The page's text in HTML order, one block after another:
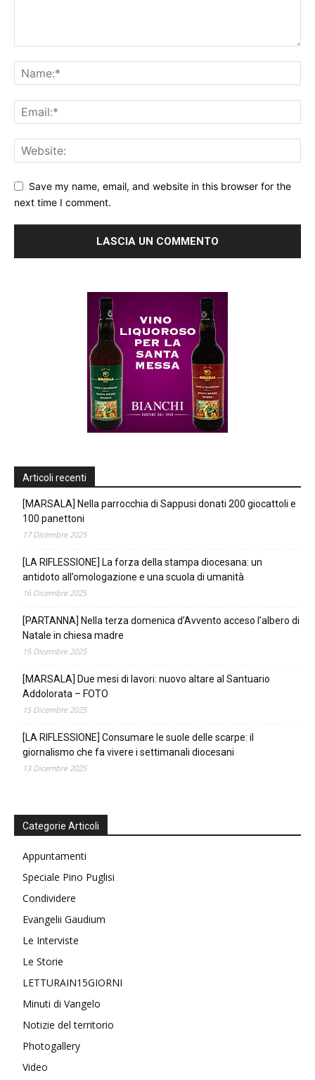
Save my name, email, and website in this browser for the
next time I comment.
Articoli recenti
[MARSALA] Nella parrocchia di Sappusi donati 200 giocattoli e
100 panettoni
17 Dicembre 2025
[LA RIFLESSIONE] La forza della stampa diocesana: un
antidoto all’omologazione e una scuola di umanità
16 Dicembre 2025
[PARTANNA] Nella terza domenica d’Avvento acceso l’albero di
Natale in chiesa madre
15 Dicembre 2025
[MARSALA] Due mesi di lavori: nuovo altare al Santuario
Addolorata – FOTO
15 Dicembre 2025
[LA RIFLESSIONE] Consumare le suole delle scarpe: il
giornalismo che fa vivere i settimanali diocesani
13 Dicembre 2025
Categorie Articoli
Appuntamenti
Speciale Pino Puglisi
Condividere
Evangelii Gaudium
Le Interviste
Le Storie
LETTURAIN15GIORNI
Minuti di Vangelo
Notizie del territorio
Photogallery
Video